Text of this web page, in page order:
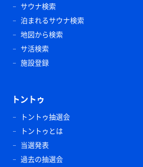
サウナ検索
泊まれるサウナ検索
地図から検索
サ活検索
施設登録
トントゥ
トントゥ抽選会
トントゥとは
当選発表
過去の抽選会